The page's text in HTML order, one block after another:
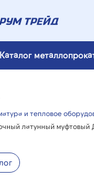
Каталог
и тепловое
латунный муфтовый